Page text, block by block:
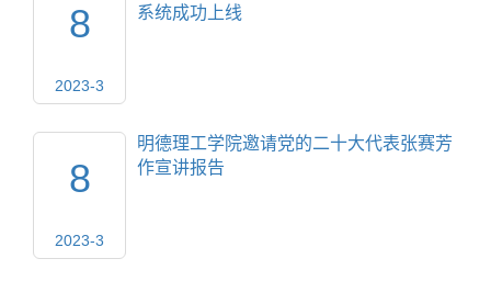
8
2023-3
系统成功上线
8
2023-3
明德理工学院邀请党的二十大代表张赛芳
作宣讲报告